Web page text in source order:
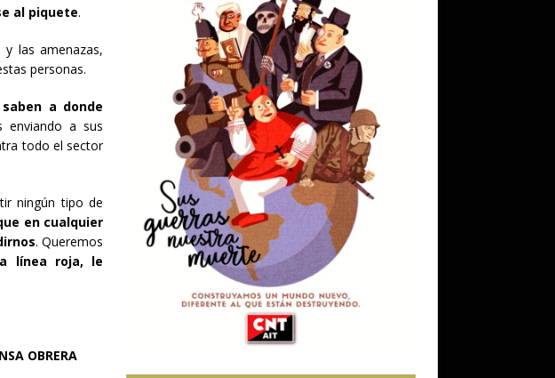
al piquete.
las amenazas,
personas.
a donde
enviando a sus
todo el sector
ningún tipo de
en cualquier
. Queremos
línea roja, le
OBRERA